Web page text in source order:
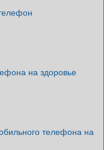
на здоровье
телефона на